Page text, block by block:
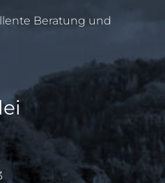
Beratung und